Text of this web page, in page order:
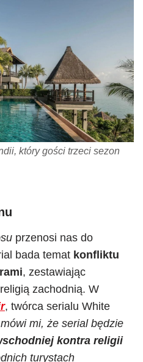
który gości trzeci sezon
su przenosi nas do
bada temat konfliktu
, zestawiając
zachodnią. W
, twórca serialu White
mi, że serial będzie
kontra religii
turystach